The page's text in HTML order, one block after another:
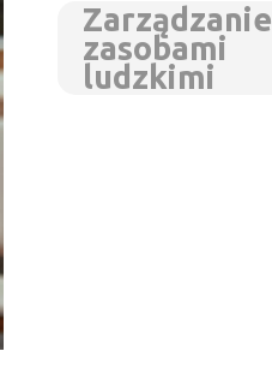
Zarządzanie
zasobami
ludzkimi